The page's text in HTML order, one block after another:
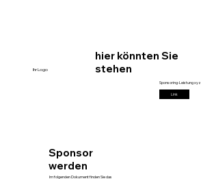
Ihr Logo
hier könnten Sie
stehen
Sponsoring-Leistung xyz
Link
Sponsor
werden
Im folgenden Dokument finden Sie das